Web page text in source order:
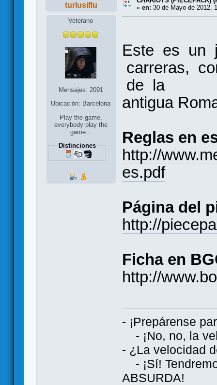
turlusiflu
Veterano
Mensajes: 2091
Ubicación: Barcelona
Play the game,
everybody play the
game...
Distinciones
« en: 30 de Mayo de 2012,
Este es un
carreras,
de la
antigua
Reglas en
http://
es.pdf
Página del
http://
Ficha en
http://
- ¡Prepárense
- ¡No, no, la
- ¿La velocidad
- ¡Sí!
ABSURDA!